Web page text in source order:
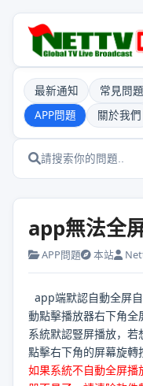
最新通知 常見問題
APP問題
關於我們
app無法全
APP問題 本站
app端默認自動全屏
動點擊播放器右下角全
系統默認豎屏播放，
點擊右下角的屏幕旋轉
如果系統不自動全屏